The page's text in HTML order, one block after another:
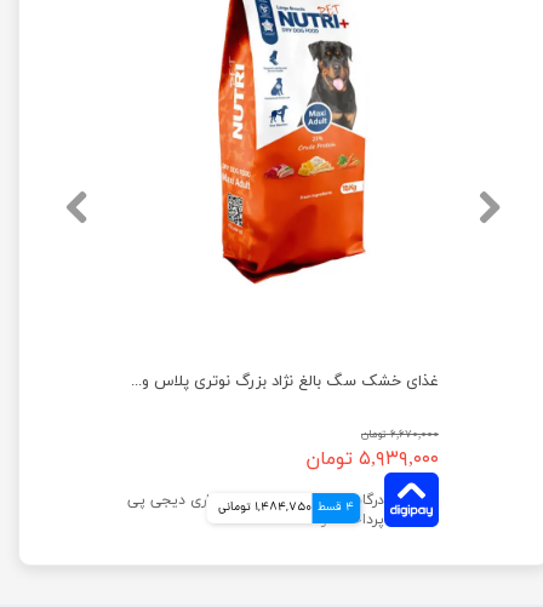
غذای خشک سگ بالغ نژاد بزرگ نوتری پلاس وزن 15 کیلوگرم
۶,۶۷۰,۰۰۰ تومان
۵,۹۳۹,۰۰۰ تومان
4 قسط 1,484,750 تومانی